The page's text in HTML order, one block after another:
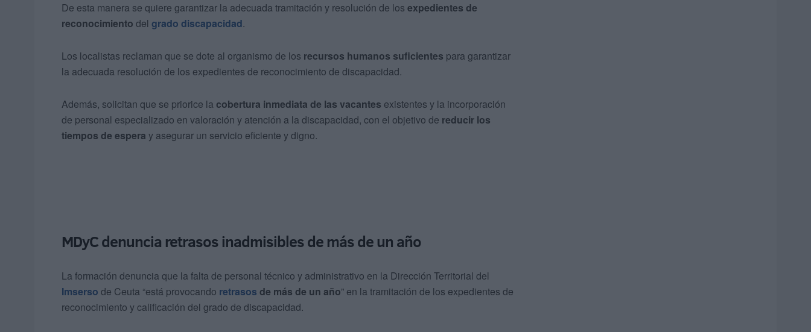
De esta manera se quiere garantizar la adecuada tramitación y resolución de los expedientes de
reconocimiento del grado discapacidad.
Los localistas reclaman que se dote al organismo de los recursos humanos suficientes para garantizar
la adecuada resolución de los expedientes de reconocimiento de discapacidad.
Además, solicitan que se priorice la cobertura inmediata de las vacantes existentes y la incorporación
de personal especializado en valoración y atención a la discapacidad, con el objetivo de reducir los
tiempos de espera y asegurar un servicio eficiente y digno.
MDyC denuncia retrasos inadmisibles de más de un año
La formación denuncia que la falta de personal técnico y administrativo en la Dirección Territorial del
Imserso de Ceuta “está provocando retrasos de más de un año” en la tramitación de los expedientes de
reconocimiento y calificación del grado de discapacidad.